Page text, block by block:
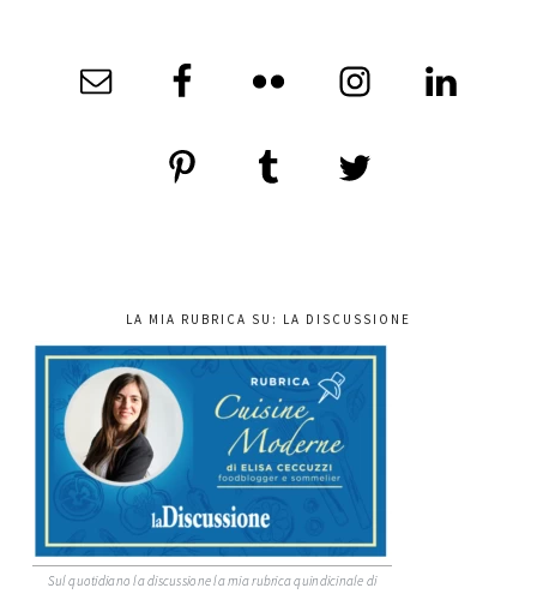
LA MIA RUBRICA SU: LA DISCUSSIONE
Sul quotidiano la discussione la mia rubrica quindicinale di